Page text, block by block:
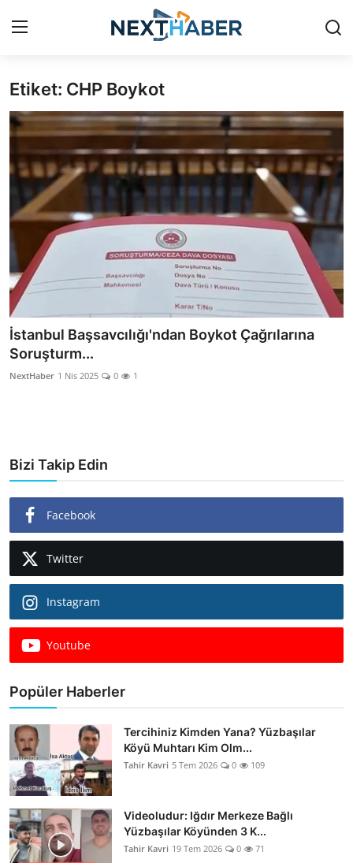
Giriş Yap
Gündem
Finans
Magazin
Teknoloji
Siyaset
Spor
Dünya
Video
Sinema
Haber Ekle Para Kazan
İletişim
Etiket: CHP Boykot
İstanbul Başsavcılığı'ndan Boykot Çağrılarına
Soruşturm...
NextHaber 1 Nis 2025 0 1
Bizi Takip Edin
Facebook
Twitter
Instagram
Youtube
Popüler Haberler
Tercihiniz Kimden Yana? Yüzbaşılar
Köyü Muhtarı Kim Olm...
Tahir Kavri 5 Tem 2026 0 109
Videoludur: Iğdır Merkeze Bağlı
Yüzbaşılar Köyünden 3 K...
Tahir Kavri 19 Tem 2026 0 71